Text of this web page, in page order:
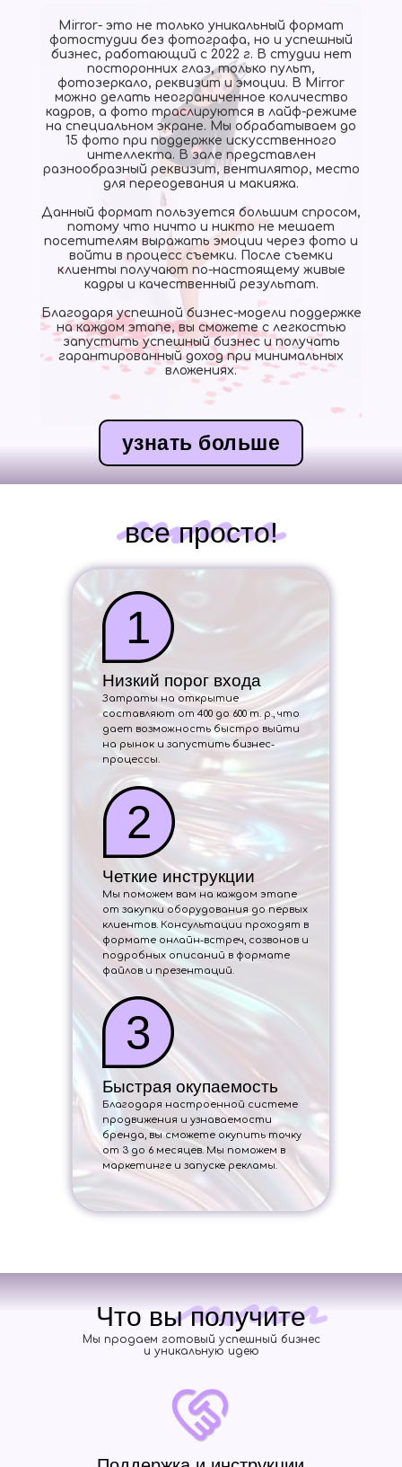
Mirror- это не только уникальный формат
фотостудии без фотографа, но и успешный
бизнес, работающий с 2022 г. В студии нет
посторонних глаз, только пульт,
фотозеркало, реквизит и эмоции. В Mirror
можно делать неограниченное количество
кадров, а фото траслируются в лайф-режиме
на специальном экране. Мы обрабатываем до
15 фото при поддержке искусственного
интеллекта. В зале представлен
разнообразный реквизит, вентилятор, место
для переодевания и макияжа.
Данный формат пользуется большим спросом,
потому что ничто и никто не мешает
посетителям выражать эмоции через фото и
войти в процесс съемки. После съемки
клиенты получают по-настоящему живые
кадры и качественный результат.
Благодаря успешной бизнес-модели поддержке
на каждом этапе, вы сможете с легкостью
запустить успешный бизнес и получать
гарантированный доход при минимальных
вложениях.
узнать больше
все просто!
1
2
3
Низкий порог входа
Затраты на открытие
составляют от 400 до 600 т. р., что
дает возможность быстро выйти
на рынок и запустить бизнес-
процессы.
Четкие инструкции
Мы поможем вам на каждом этапе
от закупки оборудования до первых
клиентов. Консультации проходят в
формате онлайн-встреч, созвонов и
подробных описаний в формате
файлов и презентаций.
Быстрая окупаемость
Благодаря настроенной системе
продвижения и узнаваемости
бренда, вы сможете окупить точку
от 3 до 6 месяцев. Мы поможем в
маркетинге и запуске рекламы.
Что вы получите
Мы продаем готовый успешный бизнес
и уникальную идею